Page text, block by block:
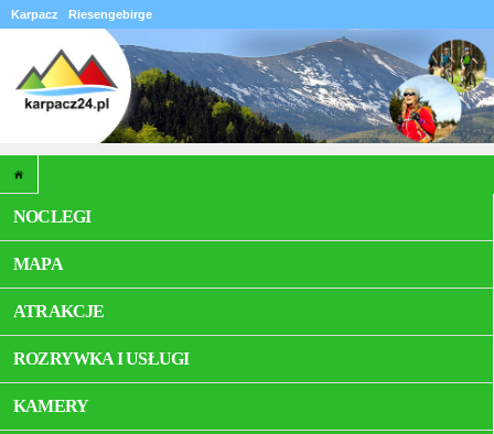
Karpacz Riesengebirge
NOCLEGI
MAPA
ATRAKCJE
ROZRYWKA I USŁUGI
KAMERY